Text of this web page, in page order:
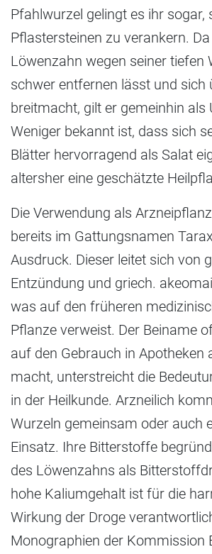
Pfahlwurzel gelingt es ihr sogar,
Pflastersteinen zu verankern.
Löwenzahn wegen seiner tiefen
schwer entfernen lässt und sich
breitmacht, gilt er gemeinhin als
Weniger bekannt ist, dass sich
Blätter hervorragend als Salat
altersher eine geschätzte
Die Verwendung als
bereits im Gattungsnamen
Ausdruck. Dieser leitet sich von
Entzündung und griech.
was auf den früheren
Pflanze verweist. Der Beiname
auf den Gebrauch in Apotheken
macht, unterstreicht die
in der Heilkunde. Arzneilich
Wurzeln gemeinsam oder auch
Einsatz. Ihre Bitterstoffe
des Löwenzahns als
hohe Kaliumgehalt ist für die
Wirkung der Droge
Monographien der Kommission